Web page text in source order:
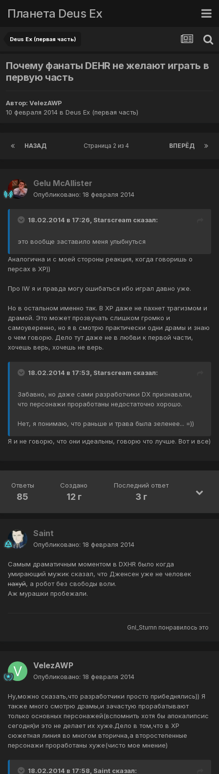
Планета Deus Ex
Deus Ex (первая часть)
Почему фанаты DEHR не желают играть в
первую часть
Автор: VelezAWP
10 февраля 2014 в Deus Ex (первая часть)
НАЗАД ВПЕРЁД
Страница 2 из 4
Gelu McAllister
Опубликовано: 18 февраля 2014
18.02.2014 в 17:26, Starscream сказал:
это вообще заставило меня улыбнуться
Аналогична и с моей стороны реакция, когда говоришь о
персах в ХР))
Про IW я и правда могу ошибаться ибо играл давно уже.
Но в остальном именно так. В ХР даже не пахнет трагизмом и
драмой. Это может прозвучать слишком громко и
самоуверенно, но я в смотрю практически одни драмы и знаю
о чем говорю. Дело тут даже не в любви к первой части,
хочешь верь, хочешь не верь.
18.02.2014 в 17:53, Starscream сказал:
Забавно, но даже сами разработчики DX признавали,
что персонажи проработаны недостаточно хорошо.
Нет, я понимаю, что раньше и трава была зеленее... =))
Я и не говорю, что они идеальны, говорю что лучше. Вот и все)
Ответы
85
Создано
12 г
Последний ответ
3 г
Saint
Опубликовано: 18 февраля 2014
Самым драматичным моментом в DXHR было когда
умирающий мужик сказал, что Дженсен уже не человек
нахуй, а робот без свободы воли.
Аж мурашки пробежали.
Gnl_Sturnn понравилось это
VelezAWP
Опубликовано: 18 февраля 2014
Ну,можно сказать,что разработчики просто прибеднялись)) Я
также много смотрю драмы,и зачастую прорабатывают
только основных персонажей(вспомнить хотя бы апокалипсис
сегодня)и это не делает их хуже.Дело в том,что в ХР
сюжетная линия во многом вторична,а второстепенные
персонажи проработаны хуже(чисто мое мнение)
18.02.2014 в 17:58, Saint сказал: